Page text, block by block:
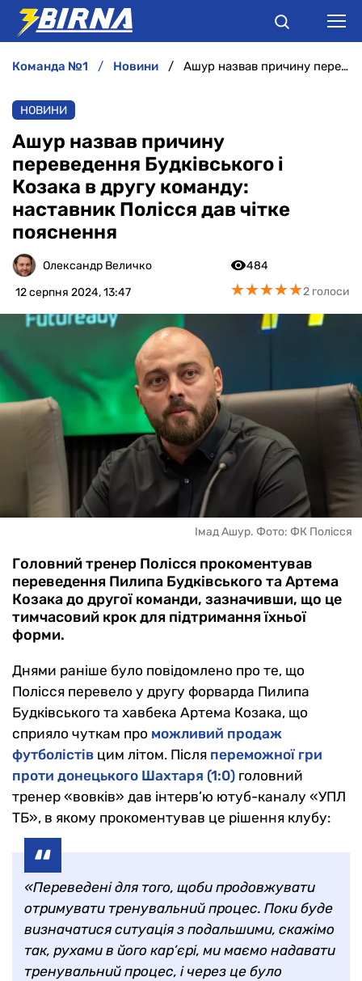
АНАЛІТИКА
ІНТЕРВ'Ю
РІЗНЕ
БУКМЕКЕРИ
команда №1 новини Ашур назвав причину переведення Будківського і Козака в другу команду: наставник Полісся дав чітке пояснення
НОВИНИ
Ашур назвав причину
переведення Будківського і
Козака в другу команду:
наставник Полісся дав чітке
пояснення
Олександр Величко
12 серпня 2024, 13:47
484
★★★★★
★★★★★2 голоси
Імад Ашур. Фото: ФК Полісся
Головний тренер Полісся прокоментував
переведення Пилипа Будківського та Артема
Козака до другої команди, зазначивши, що це
тимчасовий крок для підтримання їхньої
форми.
Днями раніше було повідомлено про те, що
Полісся перевело у другу форварда Пилипа
Будківського та хавбека Артема Козака, що
сприяло чуткам про можливий продаж
футболістів цим літом. Після переможної гри
проти донецького Шахтаря (1:0) головний
тренер «вовків» дав інтерв’ю ютуб-каналу «УПЛ
ТБ», в якому прокоментував це рішення клубу:
«Переведені для того, щоби продовжувати
отримувати тренувальний процес. Поки буде
визначатися ситуація з подальшими, скажімо
так, рухами в його кар’єрі, ми маємо надавати
тренувальний процес, і через це було